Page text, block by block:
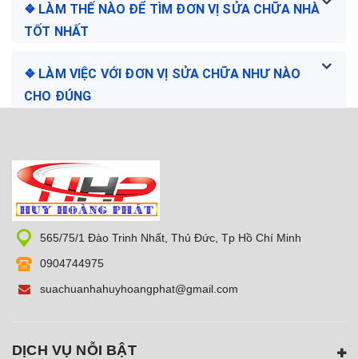
❖ LÀM THẾ NÀO ĐỂ TÌM ĐƠN VỊ SỬA CHỮA NHÀ
TỐT NHẤT
❖ LÀM VIỆC VỚI ĐƠN VỊ SỬA CHỮA NHƯ NÀO
CHO ĐÚNG
565/75/1 Đào Trinh Nhất, Thủ Đức, Tp Hồ Chí Minh
0904744975
suachuanhahuyhoangphat@gmail.com
DỊCH VỤ NỖI BẬT